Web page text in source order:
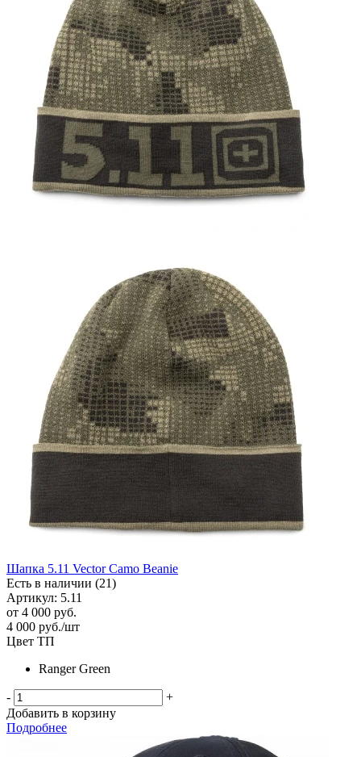
Шапка 5.11 Vector Camo Beanie
Есть в наличии (21)
Артикул: 5.11
от 4 000 руб.
4 000 руб./шт
Цвет ТП
Ranger Green
-
+
Добавить в корзину
Подробнее